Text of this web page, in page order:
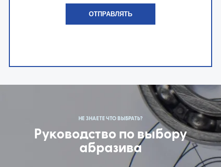
НЕ ЗНАЕТЕ ЧТО ВЫБРАТЬ?
Руководство по выбору
абразива